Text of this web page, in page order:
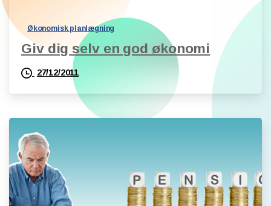
Økonomisk planlægning
Giv dig selv en god økonomi
27/12/2011